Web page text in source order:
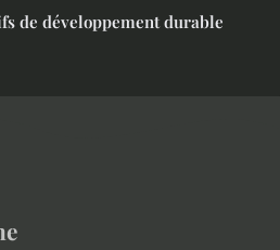
de développement durable